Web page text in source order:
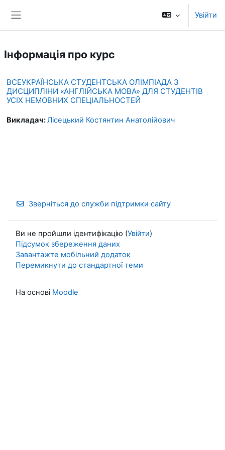
Увійти
Інформація про курс
ВСЕУКРАЇНСЬКА СТУДЕНТСЬКА ОЛІМПІАДА З
ДИСЦИПЛІНИ «АНГЛІЙСЬКА МОВА» ДЛЯ СТУДЕНТІВ
УСІХ НЕМОВНИХ СПЕЦІАЛЬНОСТЕЙ
Викладач:Лісецький Костянтин Анатолійович
Зверніться до служби підтримки сайту
Ви не пройшли ідентифікацію (Увійти)
Підсумок збереження даних
Завантажте мобільний додаток
Перемикнути до стандартної теми
На основі Moodle